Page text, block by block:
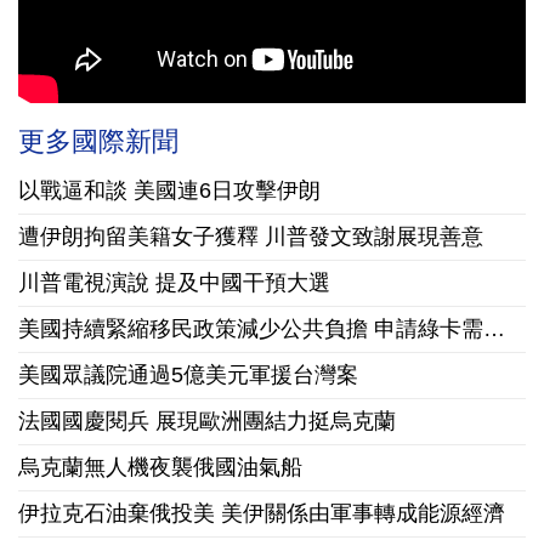
更多國際新聞
以戰逼和談 美國連6日攻擊伊朗
遭伊朗拘留美籍女子獲釋 川普發文致謝展現善意
川普電視演說 提及中國干預大選
美國持續緊縮移民政策減少公共負擔 申請綠卡需繳10萬美元保證金
美國眾議院通過5億美元軍援台灣案
法國國慶閱兵 展現歐洲團結力挺烏克蘭
烏克蘭無人機夜襲俄國油氣船
伊拉克石油棄俄投美 美伊關係由軍事轉成能源經濟